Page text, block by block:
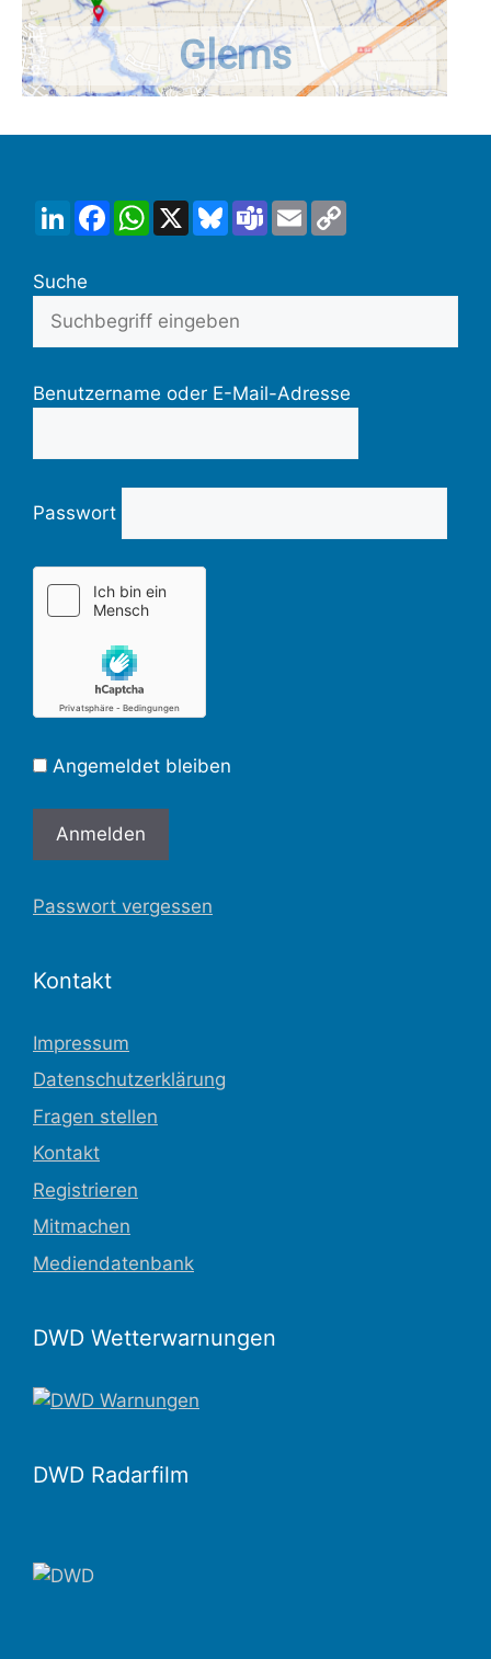
Glems
LinkedInFacebookWhatsApp
X BlueskyTeamsEmail
Suche
Benutzername oder E-Mail-Adresse
Passwort
Angemeldet bleiben
Passwort vergessen
Kontakt
Impressum
Datenschutzerklärung
Fragen stellen
Kontakt
Registrieren
Mitmachen
Mediendatenbank
DWD Wetterwarnungen
DWD Radarfilm